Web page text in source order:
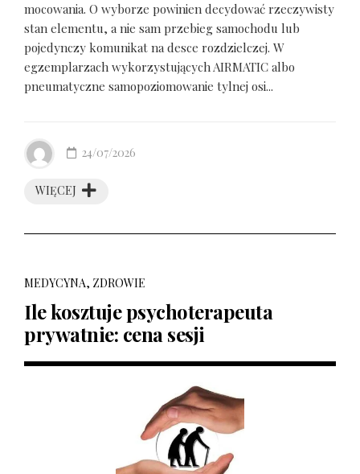
mocowania. O wyborze powinien decydować rzeczywisty
stan elementu, a nie sam przebieg samochodu lub
pojedynczy komunikat na desce rozdzielczej. W
egzemplarzach wykorzystujących AIRMATIC albo
pneumatyczne samopoziomowanie tylnej osi...
WIĘCEJ
24/07/2026
MEDYCYNA, ZDROWIE
Ile kosztuje psychoterapeuta
prywatnie: cena sesji